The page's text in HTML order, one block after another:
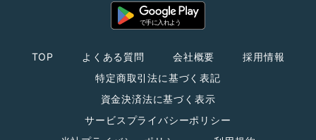
TOP よくある質問 会社概要
採用情報
特定商取引法に基づく表記
資金決済法に基づく表示
サービスプライバシーポリシー